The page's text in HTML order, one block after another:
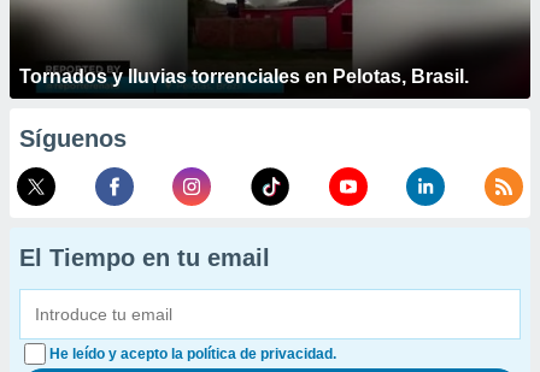
Tornados y lluvias torrenciales en Pelotas, Brasil.
Síguenos
El Tiempo en tu email
He leído y acepto la política de privacidad.